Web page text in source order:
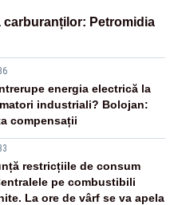
carburanților: Petromidia
energia electrică la
industriali? Bolojan:
compensații
restricțiile de consum
pe combustibili
La ore de vârf se va apela